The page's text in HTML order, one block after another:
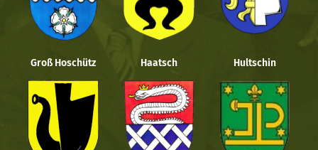
Groß Hoschütz Haatsch Hultschin